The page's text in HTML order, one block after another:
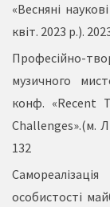
«Весняні
квіт. 2023 р.).
Професійно-
музичного
конф. «Recent
Challenges».(м.
132
особистості